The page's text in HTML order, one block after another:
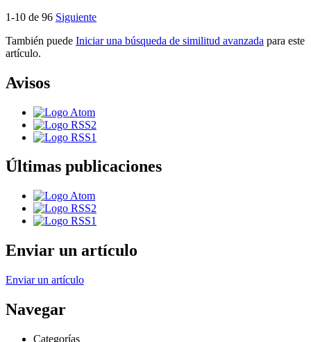
1-10 de 96 Siguiente
También puede Iniciar una búsqueda de similitud avanzada para este
artículo.
Avisos
Últimas publicaciones
Enviar un artículo
Enviar un artículo
Navegar
Categorías